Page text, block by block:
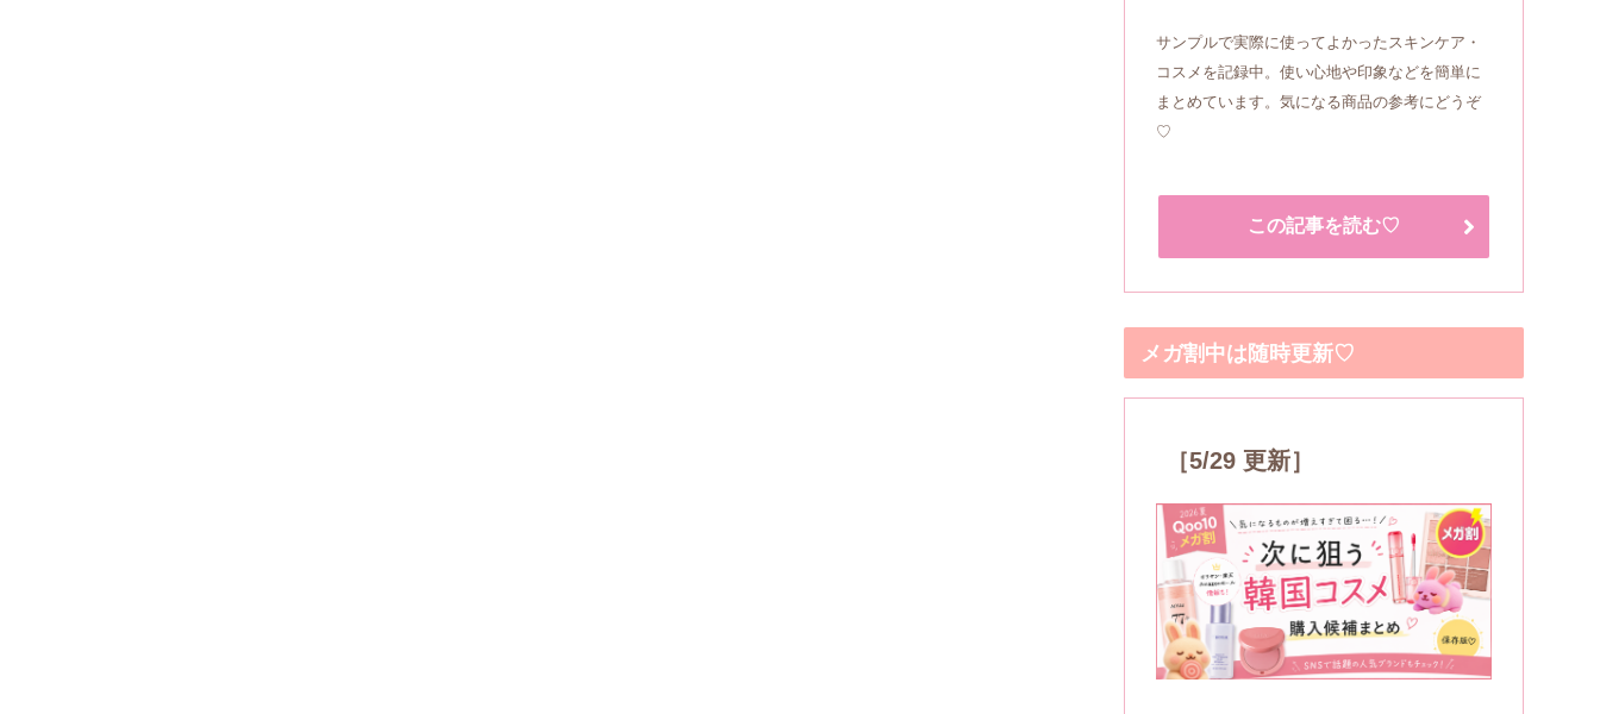
サンプルで実際に使ってよかったスキンケア・
コスメを記録中。使い心地や印象などを簡単に
まとめています。気になる商品の参考にどうぞ
♡
この記事を読む♡
メガ割中は随時更新♡
［5/29 更新］